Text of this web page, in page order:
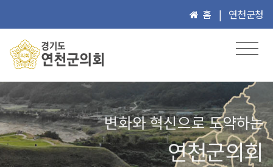
홈 | 연천군청
변화와 혁신으로 도약하는
연천군의회